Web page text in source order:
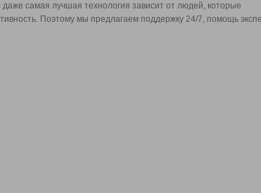
даже самая лучшая технология зависит от людей, которые
Поэтому мы предлагаем поддержку 24/7, помощь